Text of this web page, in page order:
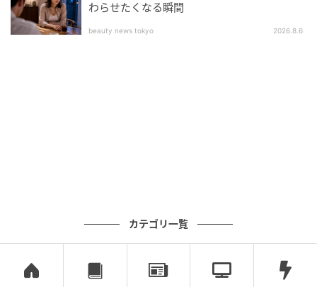
の記事をもっとみる
わらせたくなる瞬間
beauty news tokyo 2026.8.6
カテゴリ一覧